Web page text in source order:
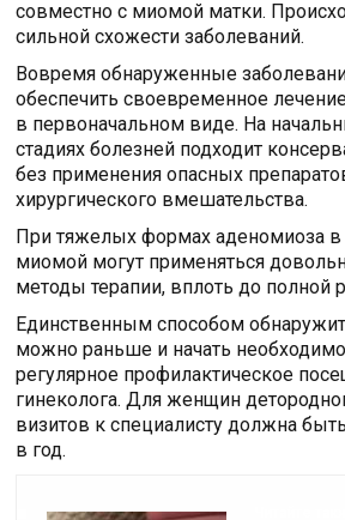
совместно с миомой матки.
сильной схожести заболеваний.
Вовремя обнаруженные
обеспечить своевременное
в первоначальном виде. На
стадиях болезней подходит
без применения опасных
хирургического вмешательства.
При тяжелых формах аденомиоза в
миомой могут применяться
методы терапии, вплоть до полной
Единственным способом
можно раньше и начать
регулярное профилактическое
гинеколога. Для женщин
визитов к специалисту должна
в год.